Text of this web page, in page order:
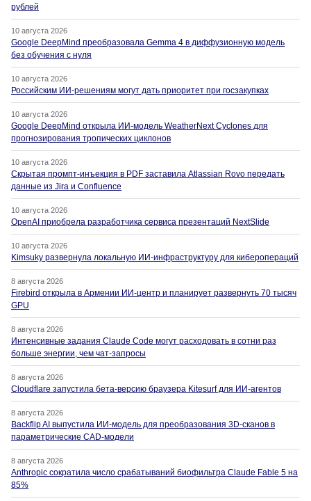
рублей
10 августа 2026
Google DeepMind преобразовала Gemma 4 в диффузионную модель
без обучения с нуля
10 августа 2026
Российским ИИ-решениям могут дать приоритет при госзакупках
10 августа 2026
Google DeepMind открыла ИИ-модель WeatherNext Cyclones для
прогнозирования тропических циклонов
10 августа 2026
Скрытая промпт-инъекция в PDF заставила Atlassian Rovo передать
данные из Jira и Confluence
10 августа 2026
OpenAI приобрела разработчика сервиса презентаций NextSlide
10 августа 2026
Kimsuky развернула локальную ИИ-инфраструктуру для киберопераций
8 августа 2026
Firebird открыла в Армении ИИ-центр и планирует развернуть 70 тысяч
GPU
8 августа 2026
Интенсивные задания Claude Code могут расходовать в сотни раз
больше энергии, чем чат-запросы
8 августа 2026
Cloudflare запустила бета-версию браузера Kitesurf для ИИ-агентов
8 августа 2026
Backflip AI выпустила ИИ-модель для преобразования 3D-сканов в
параметрические CAD-модели
8 августа 2026
Anthropic сократила число срабатываний биофильтра Claude Fable 5 на
85%